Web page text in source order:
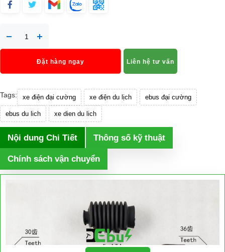
Đặt hàng ngay Liên hệ tư vấn
Tags: xe điện đại cường xe điện du lịch ebus đại cường
ebus du lich xe dien du lich
Nội dung Chi Tiết Thông số kỹ thuật
Chính sách vận chuyển